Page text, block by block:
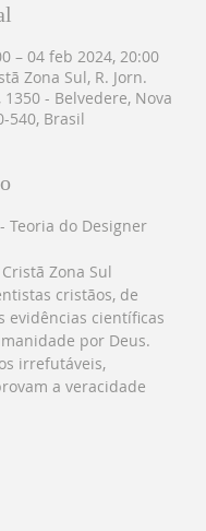
– 04 feb 2024, 20:00
Zona Sul, R. Jorn.
- Belvedere, Nova
540, Brasil
Teoria do Designer
Zona Sul
cristãos, de
evidências científicas
por Deus.
irrefutáveis,
a veracidade